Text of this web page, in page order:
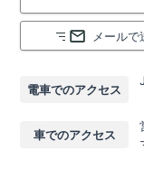
メールで
電車でのアクセス
車でのアクセス